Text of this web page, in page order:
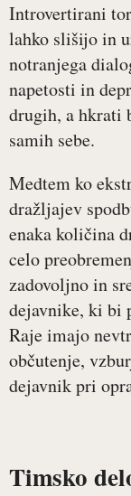
Introvertirani
lahko slišijo in
notranjega
napetosti in
drugih, a hkrati
samih sebe.
Medtem ko
dražljajev
enaka količina
celo
zadovoljno in
dejavnike, ki bi
Raje imajo
občutenje,
dejavnik pri
Timsko